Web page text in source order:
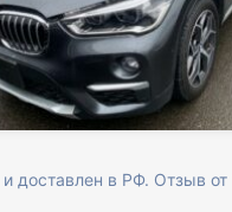
и доставлен в РФ. Отзыв